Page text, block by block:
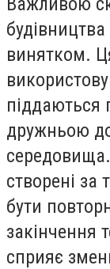
будівництва
винятком.
піддаються
дружньою
середовища.
створені за
бути
закінчення
сприяє